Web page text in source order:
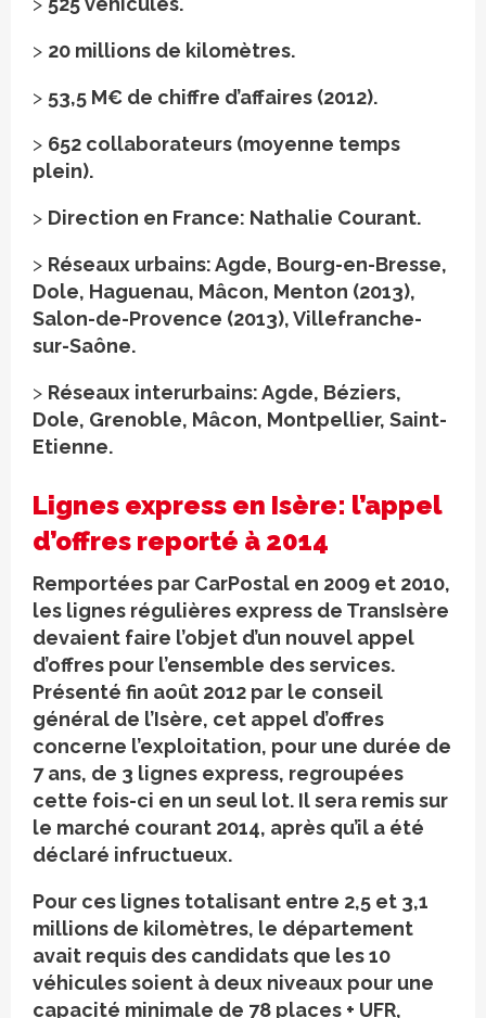
> 20 millions de kilomètres.
> 53,5 M€ de chiffre d’affaires (2012).
> 652 collaborateurs (moyenne temps
plein).
> Direction en France: Nathalie Courant.
> Réseaux urbains: Agde, Bourg-en-Bresse,
Dole, Haguenau, Mâcon, Menton (2013),
Salon-de-Provence (2013), Villefranche-
sur-Saône.
> Réseaux interurbains: Agde, Béziers,
Dole, Grenoble, Mâcon, Montpellier, Saint-
Etienne.
Lignes express en Isère: l’appel
d’offres reporté à 2014
Remportées par CarPostal en 2009 et 2010,
les lignes régulières express de TransIsère
devaient faire l’objet d’un nouvel appel
d’offres pour l’ensemble des services.
Présenté fin août 2012 par le conseil
général de l’Isère, cet appel d’offres
concerne l’exploitation, pour une durée de
7 ans, de 3 lignes express, regroupées
cette fois-ci en un seul lot. Il sera remis sur
le marché courant 2014, après qu’il a été
déclaré infructueux.
Pour ces lignes totalisant entre 2,5 et 3,1
millions de kilomètres, le département
avait requis des candidats que les 10
véhicules soient à deux niveaux pour une
capacité minimale de 78 places + UFR,